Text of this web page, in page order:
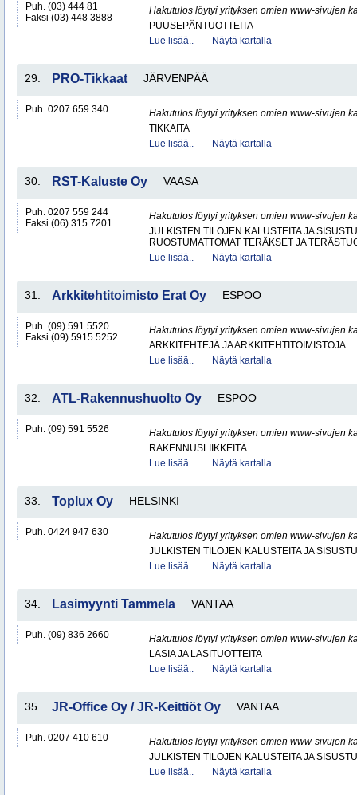
Puh. (03) 444 81
Faksi (03) 448 3888
Hakutulos löytyi yrityksen omien www-sivujen
PUUSEPÄNTUOTTEITA
Lue lisää..
Näytä kartalla
29. PRO-Tikkaat JÄRVENPÄÄ
Puh. 0207 659 340
Hakutulos löytyi yrityksen omien www-sivujen
TIKKAITA
Lue lisää..
Näytä kartalla
30. RST-Kaluste Oy VAASA
Puh. 0207 559 244
Faksi (06) 315 7201
Hakutulos löytyi yrityksen omien www-sivujen
JULKISTEN TILOJEN KALUSTEITA JA
RUOSTUMATTOMAT TERÄKSET JA
Lue lisää..
Näytä kartalla
31. Arkkitehtitoimisto Erat Oy ESPOO
Puh. (09) 591 5520
Faksi (09) 5915 5252
Hakutulos löytyi yrityksen omien www-sivujen
ARKKITEHTEJÄ JA ARKKITEHTITOIMISTOJA
Lue lisää..
Näytä kartalla
32. ATL-Rakennushuolto Oy ESPOO
Puh. (09) 591 5526
Hakutulos löytyi yrityksen omien www-sivujen
RAKENNUSLIIKKEITÄ
Lue lisää..
Näytä kartalla
33. Toplux Oy HELSINKI
Puh. 0424 947 630
Hakutulos löytyi yrityksen omien www-sivujen
JULKISTEN TILOJEN KALUSTEITA JA
Lue lisää..
Näytä kartalla
34. Lasimyynti Tammela VANTAA
Puh. (09) 836 2660
Hakutulos löytyi yrityksen omien www-sivujen
LASIA JA LASITUOTTEITA
Lue lisää..
Näytä kartalla
35. JR-Office Oy / JR-Keittiöt Oy VANTAA
Puh. 0207 410 610
Hakutulos löytyi yrityksen omien www-sivujen
JULKISTEN TILOJEN KALUSTEITA JA
Lue lisää..
Näytä kartalla